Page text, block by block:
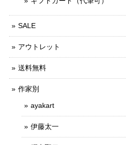
SALE
アウトレット
送料無料
作家別
ayakart
伊藤太一